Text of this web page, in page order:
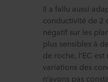
Il a fallu aussi
conductivité de 2
négatif sur les
plus sensibles à
de roche, l’EC
variations des
n’avons pas